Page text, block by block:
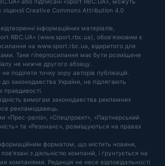
Creative Commons Attribution 4.0
інформаційних матеріалів,
RBC.UA» (www.sport.rbc.ua), обов'язковим є
на www.sport.rbc.ua, відкритого для
Таке гіперпосилання має бути розміщене
не нижче другого абзацу.
поділяти точку зору авторів публікацій.
законодавства України, не підлягають
вимогам законодавства рекламних
рекламодавець.
«Прес-реліз», «Спецпроєкт», «Партнерський
та «Резонанс», розміщуються на правах
форматом, що містить новини,
з діяльністю компаній, і ґрунтується на
компаніями. Редакція не несе відповідальності